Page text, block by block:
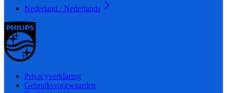
Nederland / Nederlands
Privacyverklaring
Gebruiksvoorwaarden